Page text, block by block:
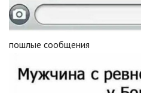
пошлые сообщения